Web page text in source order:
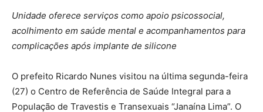
Unidade oferece serviços como apoio psicossocial,
acolhimento em saúde mental e acompanhamentos para
complicações após implante de silicone
O prefeito Ricardo Nunes visitou na última segunda-feira
(27) o Centro de Referência de Saúde Integral para a
População de Travestis e Transexuais “Janaína Lima”. O